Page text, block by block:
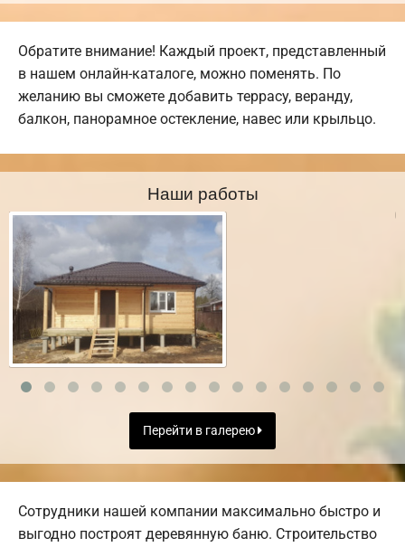
Обратите внимание! Каждый проект, представленный
в нашем онлайн-каталоге, можно поменять. По
желанию вы сможете добавить террасу, веранду,
балкон, панорамное остекление, навес или крыльцо.
Наши работы
Перейти в галерею
Сотрудники нашей компании максимально быстро и
выгодно построят деревянную баню. Строительство